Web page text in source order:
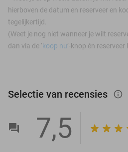
hierboven de datum en reserveer en
tegelijkertijd.
(Weet je nog niet wanneer je wilt
dan via de ‘koop nu’-knop én reserveer
Selectie van recensies info_outlined
7,5